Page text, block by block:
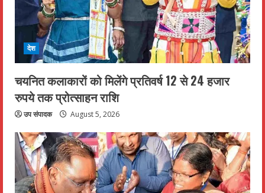
देश
चयनित कलाकारों को मिलेंगे प्रतिवर्ष 12 से 24 हजार
रुपये तक प्रोत्साहन राशि
उप संपादक August 5, 2026